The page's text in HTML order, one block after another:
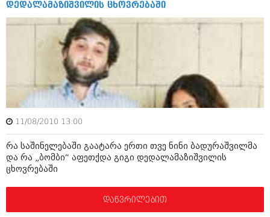
პოლიტიკა
ინტერვიუები
ამბები
საზოგადოება
მოდი, ვილაპარაკოთ
მოდა + დიზაინი
ინტერვიუები
საზოგადოება
მოდი, ვილაპარაკოთ
მოდა + დიზაინი
რელიგია
დედალამაზიშვილის ცხოვრებაში
11/08/2010 13:00
რა საშინელებაში გაატარა ერთი თვე ნინი ბადურაშვილმა
და რა „ბომბი“ აფეთქდა გიგი დედალამაზიშვილის
ცხოვრებაში
დაწვრილებით